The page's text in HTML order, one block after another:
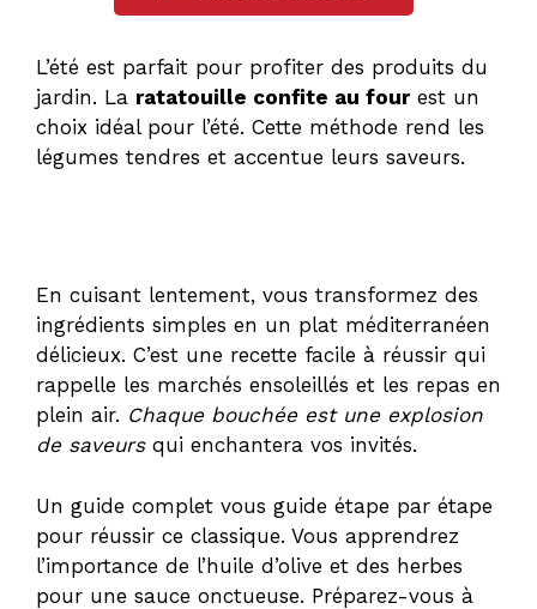
L’été est parfait pour profiter des produits du
jardin. La ratatouille confite au fourest un
choix idéal pour l’été. Cette méthode rend les
légumes tendres et accentue leurs saveurs.
En cuisant lentement, vous transformez des
ingrédients simples en un plat méditerranéen
délicieux. C’est une recette facile à réussir qui
rappelle les marchés ensoleillés et les repas en
plein air. Chaque bouchée est une explosion
de saveursqui enchantera vos invités.
Un guide complet vous guide étape par étape
pour réussir ce classique. Vous apprendrez
l’importance de l’huile d’olive et des herbes
pour une sauce onctueuse. Préparez-vous à